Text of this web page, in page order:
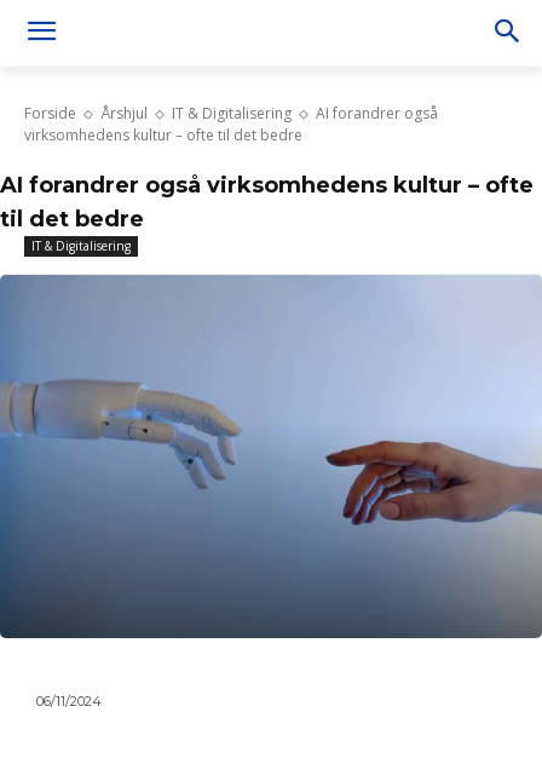
Forside Årshjul IT & Digitalisering
AI forandrer også
virksomhedens kultur – ofte til det bedre
AI forandrer også virksomhedens kultur – ofte
til det bedre
IT & Digitalisering
06/11/2024